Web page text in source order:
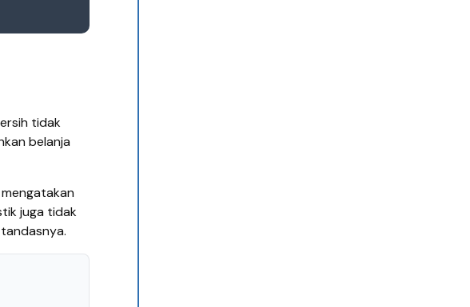
tidak
belanja
juga tidak